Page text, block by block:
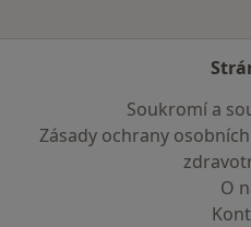
Soukromí a
Zásady ochrany
O